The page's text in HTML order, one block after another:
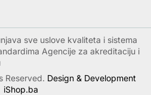
sve uslove kvaliteta i sistema
Agencije za akreditaciju i
Reserved. Design & Development
iShop.ba